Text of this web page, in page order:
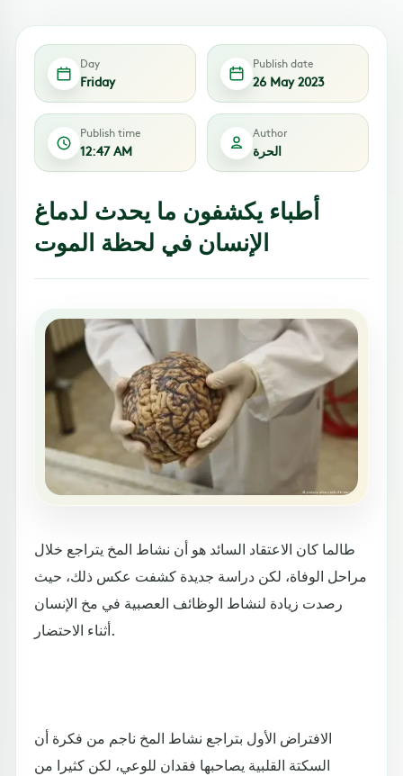
Day
Friday
Publish date
26 May 2023
Publish time
12:47 AM
Author
الحرة
أطباء يكشفون ما يحدث لدماغ
الإنسان في لحظة الموت
طالما كان الاعتقاد السائد هو أن نشاط المخ يتراجع خلال
مراحل الوفاة، لكن دراسة جديدة كشفت عكس ذلك، حيث
رصدت زيادة لنشاط الوظائف العصبية في مخ الإنسان
أثناء الاحتضار.
الافتراض الأول بتراجع نشاط المخ ناجم من فكرة أن
السكتة القلبية يصاحبها فقدان للوعي، لكن كثيرا من